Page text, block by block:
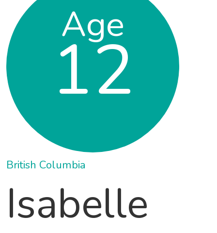
Age
12
British Columbia
Isabelle